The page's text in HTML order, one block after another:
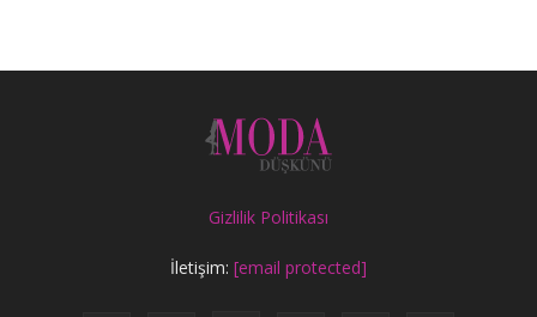
Gizlilik Politikası
İletişim: [email protected]